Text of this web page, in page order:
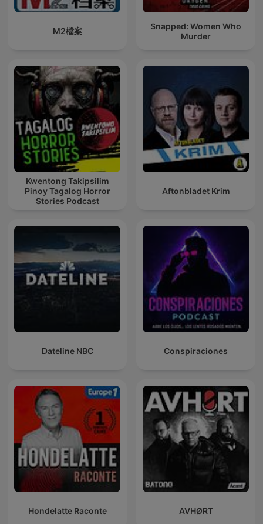
M2檔案
Snapped: Women Who
Murder
Kwentong Takipsilim
Pinoy Tagalog Horror
Stories Podcast
Aftonbladet Krim
Dateline NBC Conspiraciones
Hondelatte Raconte AVHØRT